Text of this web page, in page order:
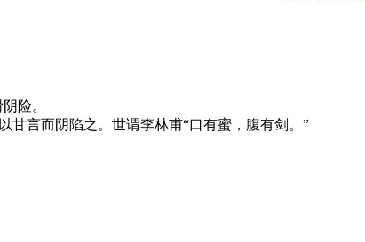
险。
甘言而阴陷之。世谓李林甫“口有蜜，腹有剑。”